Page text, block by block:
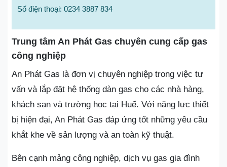
Số điện thoại: 0234 3887 834
Trung tâm An Phát Gas chuyên cung cấp gas
công nghiệp
An Phát Gas là đơn vị chuyên nghiệp trong việc tư
vấn và lắp đặt hệ thống dàn gas cho các nhà hàng,
khách sạn và trường học tại Huế. Với năng lực thiết
bị hiện đại, An Phát Gas đáp ứng tốt những yêu cầu
khắt khe về sản lượng và an toàn kỹ thuật.
Bên cạnh mảng công nghiệp, dịch vụ gas gia đình